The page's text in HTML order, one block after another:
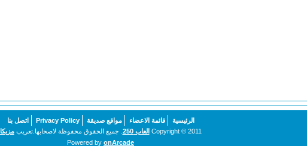
الرئيسية قائمة الاعضاء مواقع صديقة Privacy Policy
اتصل بنا
Copyright © 2011 العاب 250 . جميع الحقوق محفوظة لاصحابها.تعريبمزيكا
Powered by onArcade